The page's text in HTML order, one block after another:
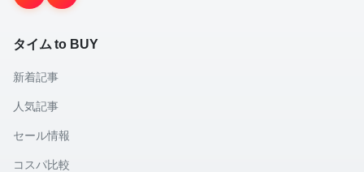
タイム to BUY
新着記事
人気記事
セール情報
コスパ比較